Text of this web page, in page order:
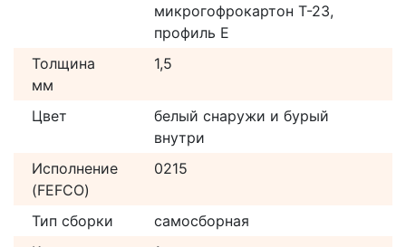
микрогофрокартон Т-23,
профиль Е
Толщина
мм
1,5
Цвет
белый снаружи и бурый
внутри
Исполнение
(FEFCO)
0215
Тип сборки
самосборная